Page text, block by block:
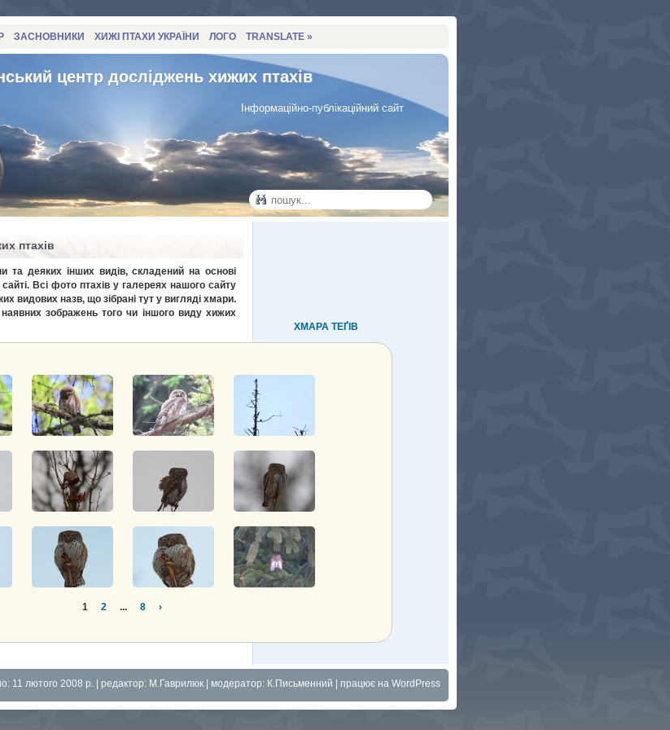
ЗАСНОВНИКИ ХИЖІ ПТАХИ УКРАЇНИ ЛОГО TRANSLATE »
центр досліджень хижих птахів
Інформаційно-публікаційний сайт
птахів
та деяких інших видів, складений на основі
Всі фото птахів у галереях нашого сайту
видових назв, що зібрані тут у вигляді хмари.
наявних зображень того чи іншого виду хижих
ХМАРА ТЕҐIВ
1 2 ... 8 ›
11 лютого 2008 р. | редактор: М.Гаврилюк | модератор: К.Письменний | працює на WordPress